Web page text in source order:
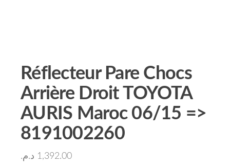
Réflecteur Pare Chocs
Arrière Droit TOYOTA
AURIS Maroc 06/15 =>
8191002260
1,392.00 د.م.